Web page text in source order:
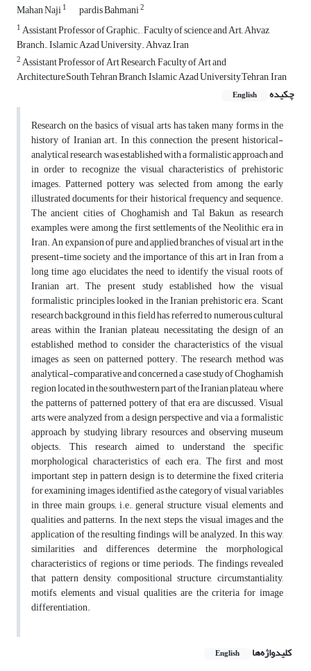
Mahan Naji1 pardis Bahmani2
1Assistant Professor of Graphic. , Faculty of science and Art,, Ahvaz
Branch., Islamic Azad University. Ahvaz, Iran
2Assistant Professor of Art Research, Faculty of Art and
Architecture,South Tehran Branch, Islamic Azad University,Tehran, Iran
چکیده
English
Research on the basics of visual arts has taken many forms in the
history of Iranian art. In this connection, the present historical-
analytical research was established with a formalistic approach and
in order to recognize the visual characteristics of prehistoric
images. Patterned pottery was selected from among the early
illustrated documents for their historical frequency and sequence.
The ancient cities of Choghamish and Tal Bakun, as research
examples, were among the first settlements of the Neolithic era in
Iran. An expansion of pure and applied branches of visual art in the
present-time society and the importance of this art in Iran from a
long time ago, elucidates the need to identify the visual roots of
Iranian art. The present study established how the visual
formalistic principles looked in the Iranian prehistoric era. Scant
research background in this field has referred to numerous cultural
areas within the Iranian plateau, necessitating the design of an
established method to consider the characteristics of the visual
images as seen on patterned pottery. The research method was
analytical-comparative and concerned a case study of Choghamish
region located in the southwestern part of the Iranian plateau, where
the patterns of patterned pottery of that era are discussed. Visual
arts were analyzed from a design perspective and via a formalistic
approach by studying library resources and observing museum
objects. This research aimed to understand the specific
morphological characteristics of each era. The first and most
important step in pattern design is to determine the fixed criteria
for examining images, identified as the category of visual variables
in three main groups; i.e., general structure, visual elements and
qualities, and patterns. In the next steps, the visual images and the
application of the resulting findings will be analyzed. In this way,
similarities and differences determine the morphological
characteristics of regions or time periods. The findings revealed
that pattern density, compositional structure, circumstantiality,
motifs, elements and visual qualities are the criteria for image
differentiation.
کلیدواژه‌ها English